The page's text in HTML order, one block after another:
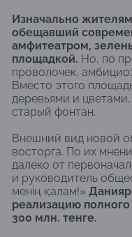
Изначально
обещавший
амфитеатром,
площадкой. Но, по
проволочек,
Вместо этого
деревьями и
старый фонтан.
Внешний вид новой
восторга. По их
далеко от
и руководитель
менің қалам!»
реализацию
300 млн. тенге.